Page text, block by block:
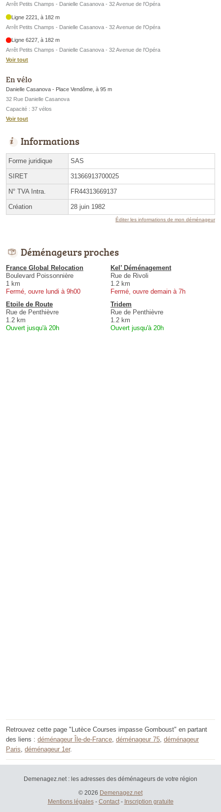
Arrêt Petits Champs - Danielle Casanova - 32 Avenue de l'Opéra
Ligne 2221, à 182 m
Arrêt Petits Champs - Danielle Casanova - 32 Avenue de l'Opéra
Ligne 6227, à 182 m
Arrêt Petits Champs - Danielle Casanova - 32 Avenue de l'Opéra
Voir tout
En vélo
Danielle Casanova - Place Vendôme, à 95 m
32 Rue Danielle Casanova
Capacité : 37 vélos
Voir tout
Informations
Forme juridique SAS
SIRET 31366913700025
N° TVA Intra. FR44313669137
Création 28 juin 1982
Éditer les informations de mon déménageur
Déménageurs proches
France Global Relocation
Boulevard Poissonnière
1 km
Fermé, ouvre lundi à 9h00
Kel’ Déménagement
Rue de Rivoli
1.2 km
Fermé, ouvre demain à 7h
Etoile de Route
Rue de Penthièvre
1.2 km
Ouvert jusqu'à 20h
Tridem
Rue de Penthièvre
1.2 km
Ouvert jusqu'à 20h
Retrouvez cette page "Lutèce Courses impasse Gomboust" en partant
des liens : déménageur Île-de-France déménageur 75 déménageur
Paris déménageur 1er.
Demenagez.net : les adresses des déménageurs de votre région
© 2026 Demenagez.net
Mentions légales- Contact- Inscription gratuite